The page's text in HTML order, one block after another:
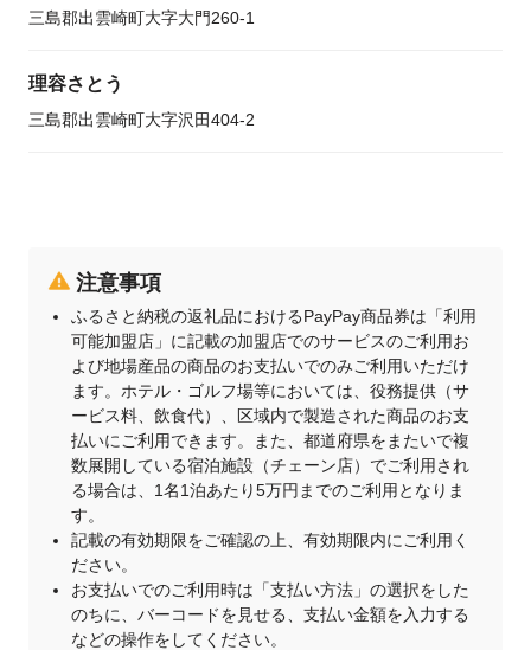
三島郡出雲崎町大字大門260-1
理容さとう
三島郡出雲崎町大字沢田404-2
注意事項
ふるさと納税の返礼品におけるPayPay商品券は「利用
可能加盟店」に記載の加盟店でのサービスのご利用お
よび地場産品の商品のお支払いでのみご利用いただけ
ます。ホテル・ゴルフ場等においては、役務提供（サ
ービス料、飲食代）、区域内で製造された商品のお支
払いにご利用できます。また、都道府県をまたいで複
数展開している宿泊施設（チェーン店）でご利用され
る場合は、1名1泊あたり5万円までのご利用となりま
す。
記載の有効期限をご確認の上、有効期限内にご利用く
ださい。
お支払いでのご利用時は「支払い方法」の選択をした
のちに、バーコードを見せる、支払い金額を入力する
などの操作をしてください。